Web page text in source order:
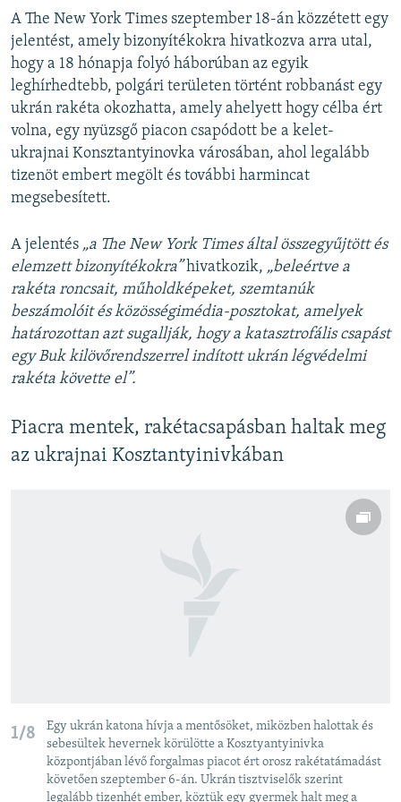
A The New York Times szeptember 18-án közzétett egy
jelentést, amely bizonyítékokra hivatkozva arra utal,
hogy a 18 hónapja folyó háborúban az egyik
leghírhedtebb, polgári területen történt robbanást egy
ukrán rakéta okozhatta, amely ahelyett hogy célba ért
volna, egy nyüzsgő piacon csapódott be a kelet-
ukrajnai Konsztantyinovka városában, ahol legalább
tizenöt embert megölt és további harmincat
megsebesített.
A jelentés „a The New York Times által összegyűjtött és
elemzett bizonyítékokra”hivatkozik, „beleértve a
rakéta roncsait, műholdképeket, szemtanúk
beszámolóit és közösségimédia-posztokat, amelyek
határozottan azt sugallják, hogy a katasztrofális csapást
egy Buk kilövőrendszerrel indított ukrán légvédelmi
rakéta követte el”.
Piacra mentek, rakétacsapásban haltak meg
az ukrajnai Kosztantyinivkában
1/8
Egy ukrán katona hívja a mentősöket, miközben halottak és
sebesültek hevernek körülötte a Kosztyantyinivka
központjában lévő forgalmas piacot ért orosz rakétatámadást
követően szeptember 6-án. Ukrán tisztviselők szerint
legalább tizenhét ember, köztük egy gyermek halt meg a